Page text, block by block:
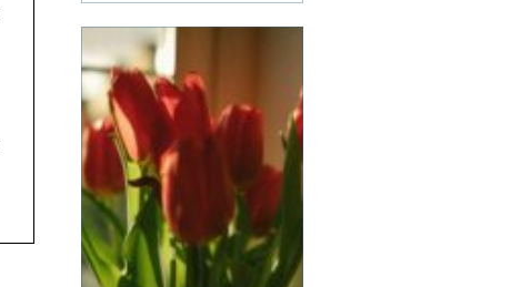
Området är en populär
destination för
semesterfirare som
söker lugn och
avkoppling från stadens
brus. Bland Hallands
böljande åk...